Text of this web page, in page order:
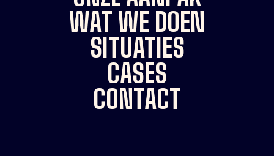
WAT WE DOEN
SITUATIES
CASES
CONTACT